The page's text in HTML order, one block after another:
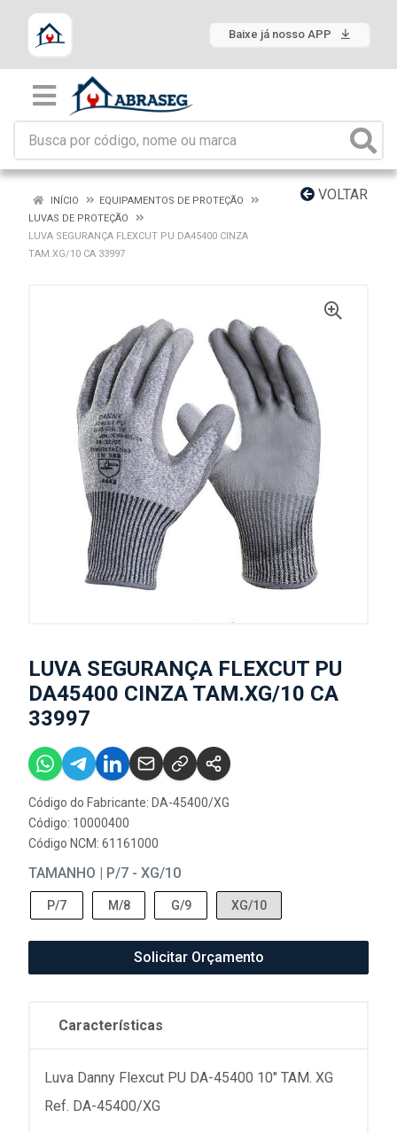
Baixe já nosso APP
VOLTAR
INÍCIO
EQUIPAMENTOS DE PROTEÇÃO
LUVAS DE PROTEÇÃO
LUVA SEGURANÇA FLEXCUT PU DA45400 CINZA
TAM.XG/10 CA 33997
LUVA SEGURANÇA FLEXCUT PU
DA45400 CINZA TAM.XG/10 CA
33997
Código do Fabricante: DA-45400/XG
Código: 10000400
Código NCM: 61161000
TAMANHO | P/7 - XG/10
P/7 M/8 G/9 XG/10
Solicitar Orçamento
Características
Luva Danny Flexcut PU DA-45400 10" TAM. XG
Ref. DA-45400/XG